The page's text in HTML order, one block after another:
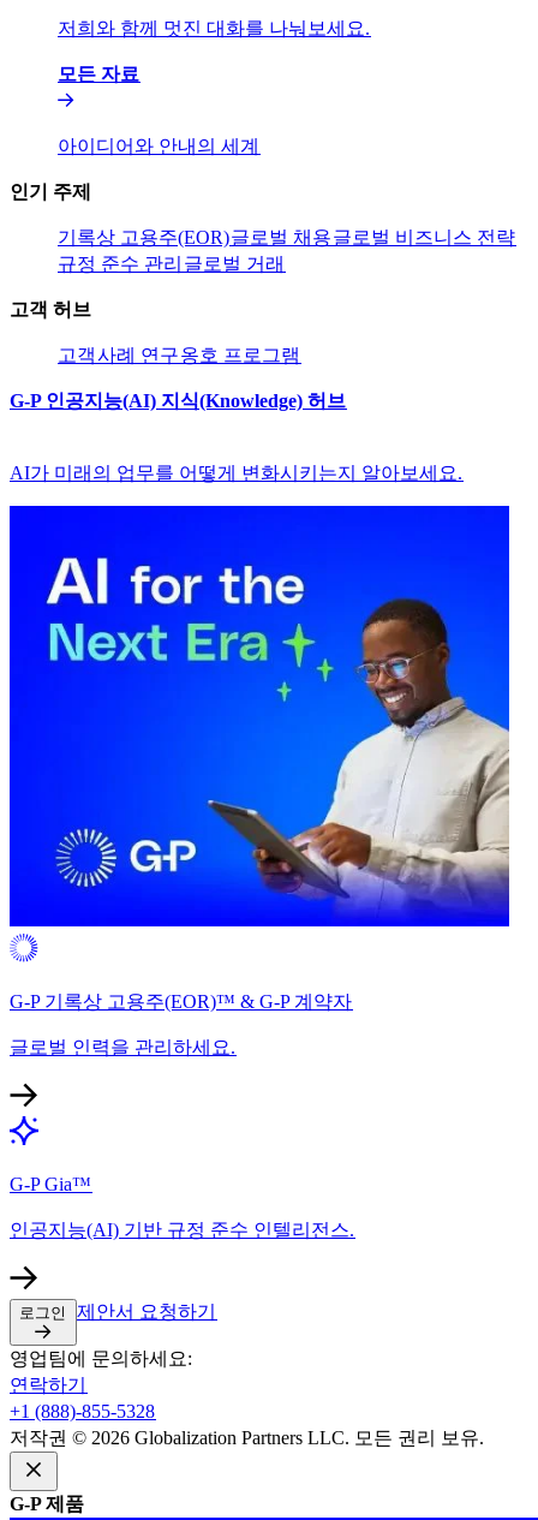
저희와 함께 멋진 대화를 나눠보세요.​​
모든 자료​​
아이디어와 안내의 세계​​
인기 주제​​
기록상 고용주(EOR)​​글로벌 채용​​글로벌 비즈니스 전략​​
규정 준수 관리​​ 글로벌 거래​​
고객 허브​​
고객​​사례 연구​​옹호 프로그램​​
G-P 인공지능(AI) 지식(Knowledge) 허브​​
AI가 미래의 업무를 어떻게 변화시키는지 알아보세요.​​
G-P 기록상 고용주(EOR)™ & G-P 계약자​​
글로벌 인력을 관리하세요.​​
G-P Gia™​​
인공지능(AI) 기반 규정 준수 인텔리전스.​​
로그인​​ 제안서 요청하기​​
영업팀에 문의하세요:​​
연락하기​​
+1 (888)-855-5328​​
저작권 © 2026 Globalization Partners LLC. 모든 권리 보유.​​
G-P 제품​​